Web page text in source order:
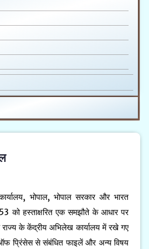
भोपाल, भोपाल सरकार और भारत
को हस्ताक्षरित एक समझौते के आधार पर
राज्य के केंद्रीय अभिलेख कार्यालय में रखे गए
प्रिंसेस से संबंधित फाइलें और अन्य विषय